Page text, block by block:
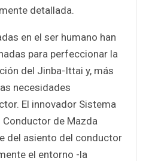
detallada.
en el ser humano han
para perfeccionar la
del Jinba-Ittai y, más
necesidades
El innovador Sistema
de Mazda
del asiento del conductor
el entorno -la